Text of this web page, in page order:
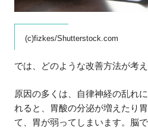
(c)fizkes/Shutterstock.com
では、どのような改善方法が考
原因の多くは、自律神経の乱れ
れると、胃酸の分泌が増えたり
て、胃が弱ってしまいます。脳